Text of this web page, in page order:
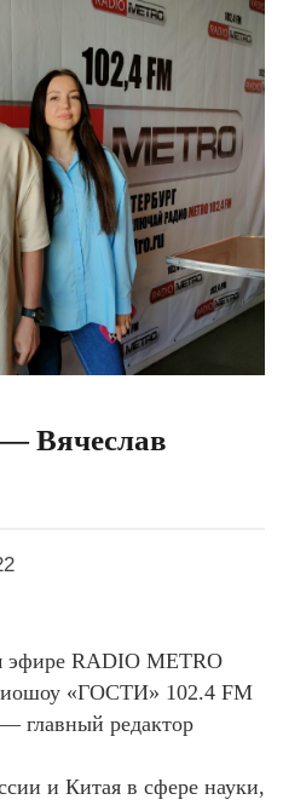
Вячеслав
эфире RADIO METRO
«ГОСТИ» 102.4 FM
— главный редактор
и Китая в сфере науки,